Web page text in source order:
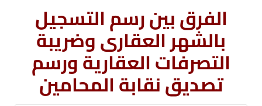
الفرق بينرسم التسجيل
بالشهر العقارىوضريبة
التصرفات العقاريةورسم
تصديق نقابة المحامين